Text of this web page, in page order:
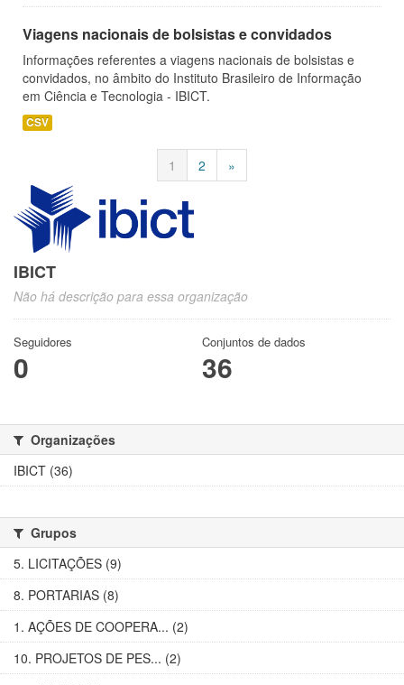
Viagens nacionais de bolsistas e convidados
Informações referentes a viagens nacionais de bolsistas e
convidados, no âmbito do Instituto Brasileiro de Informação
em Ciência e Tecnologia - IBICT.
CSV
1 2 »
IBICT
Não há descrição para essa organização
Seguidores
0
Conjuntos de dados
36
Organizações
IBICT (36)
Grupos
5. LICITAÇÕES (9)
8. PORTARIAS (8)
1. AÇÕES DE COOPERA... (2)
10. PROJETOS DE PES... (2)